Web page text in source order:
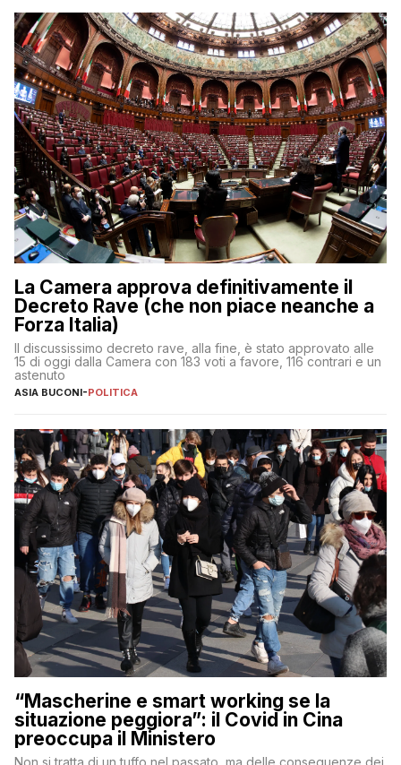
La Camera approva definitivamente il
Decreto Rave (che non piace neanche a
Forza Italia)
Il discussissimo decreto rave, alla fine, è stato approvato alle
15 di oggi dalla Camera con 183 voti a favore, 116 contrari e un
astenuto
ASIA BUCONI-POLITICA
“Mascherine e smart working se la
situazione peggiora”: il Covid in Cina
preoccupa il Ministero
Non si tratta di un tuffo nel passato, ma delle conseguenze dei